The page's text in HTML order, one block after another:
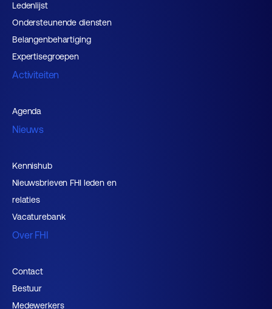
Ledenlijst
Ondersteunende diensten
Belangenbehartiging
Expertisegroepen
Activiteiten
Agenda
Nieuws
Kennishub
Nieuwsbrieven FHI leden en
relaties
Vacaturebank
Over FHI
Contact
Bestuur
Medewerkers